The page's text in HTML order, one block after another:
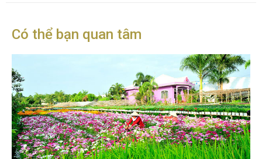
Có thể bạn quan tâm